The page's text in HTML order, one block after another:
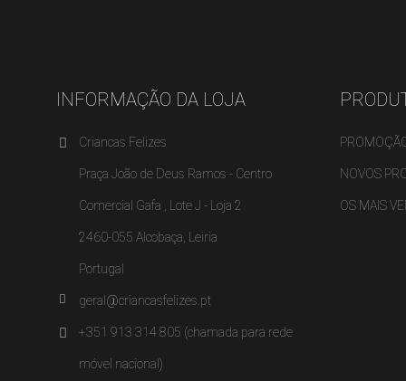
INFORMAÇÃO DA LOJA
Criancas Felizes
Praça João de Deus Ramos - Centro
Comercial Gafa , Lote J - Loja 2
2460-055 Alcobaça, Leiria
Portugal
geral@criancasfelizes.pt
+351 913 314 805 (chamada para rede
móvel nacional)
NOVOS
OS MAIS